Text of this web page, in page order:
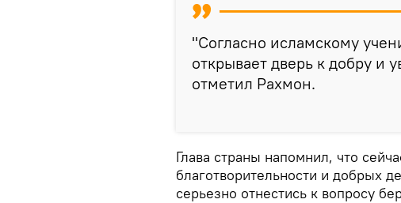
"Согласно исламскому
открывает дверь к добру и
отметил Рахмон.
Глава страны напомнил, что
благотворительности и добрых
серьезно отнестись к вопросу